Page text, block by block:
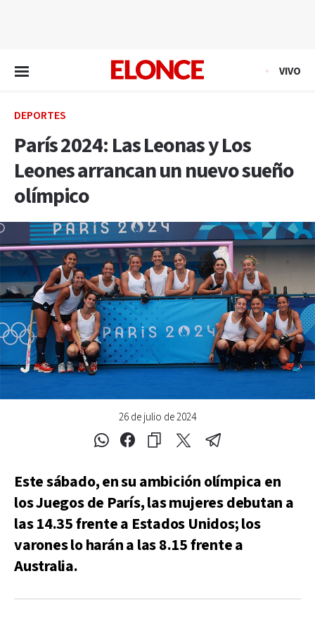
VIVO
DEPORTES
París 2024: Las Leonas y Los
Leones arrancan un nuevo sueño
olímpico
26 de julio de 2024
Este sábado, en su ambición olímpica en
los Juegos de París, las mujeres debutan a
las 14.35 frente a Estados Unidos; los
varones lo harán a las 8.15 frente a
Australia.